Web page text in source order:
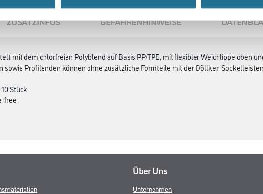
ZUSATZINFOS GEFAHRENHINWEISE
mit dem chlorfreien Polyblend auf Basis PP/TPE, mit flexibler Weichlippe oben
sowie Profilenden können ohne zusätzliche Formteile mit der Döllken
Stück
free
Über Uns
Unternehmen